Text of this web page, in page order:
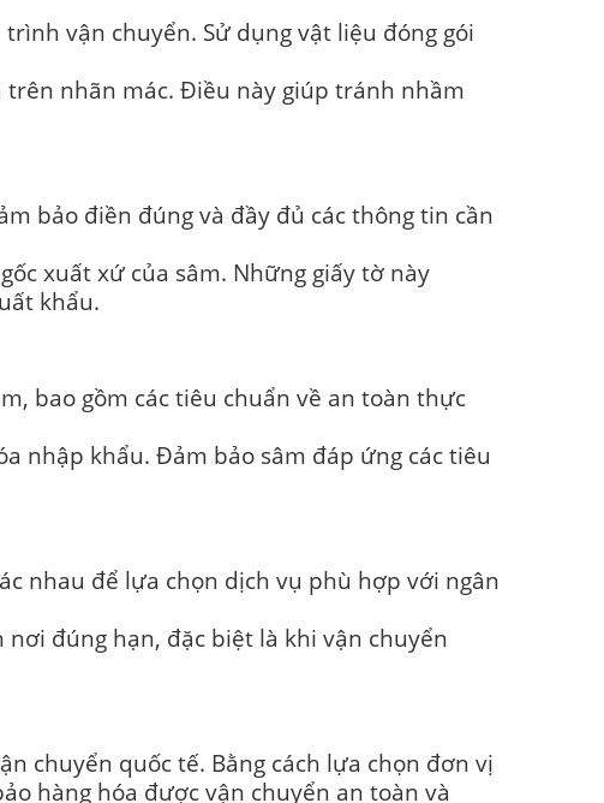
vận chuyển. Sử dụng vật liệu đóng gói
nhãn mác. Điều này giúp tránh nhầm
bảo điền đúng và đầy đủ các thông tin cần
xuất xứ của sâm. Những giấy tờ này
khẩu.
bao gồm các tiêu chuẩn về an toàn thực
nhập khẩu. Đảm bảo sâm đáp ứng các tiêu
nhau để lựa chọn dịch vụ phù hợp với ngân
đúng hạn, đặc biệt là khi vận chuyển
chuyển quốc tế. Bằng cách lựa chọn đơn vị
hàng hóa được vận chuyển an toàn và